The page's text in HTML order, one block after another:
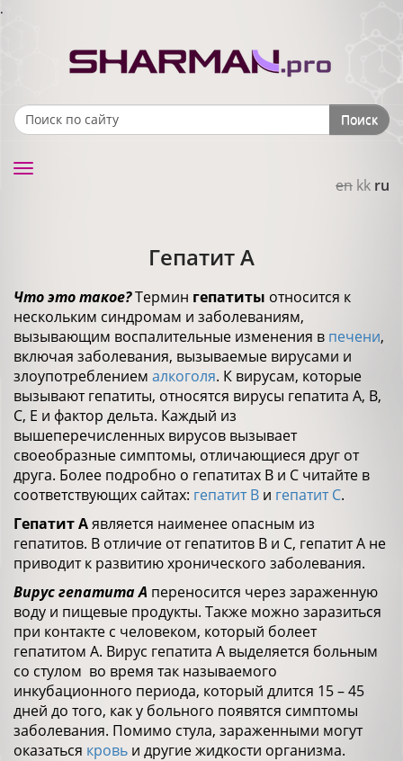
.
Search form Поиск
en kk ru
Toggle
Гепатит А
Что это такое?Термин гепатиты относится к
нескольким синдромам и заболеваниям,
вызывающим воспалительные изменения в печени,
включая заболевания, вызываемые вирусами и
злоупотреблением алкоголя. К вирусам, которые
вызывают гепатиты, относятся вирусы гепатита А, В,
С, Е и фактор дельта. Каждый из
вышеперечисленных вирусов вызывает
своеобразные симптомы, отличающиеся друг от
друга. Более подробно о гепатитах В и С читайте в
соответствующих сайтах: гепатит В и гепатит С.
Гепатит Аявляется наименее опасным из
гепатитов. В отличие от гепатитов В и С, гепатит А не
приводит к развитию хронического заболевания.
Вирус гепатита А переносится через зараженную
воду и пищевые продукты. Также можно заразиться
при контакте с человеком, который болеет
гепатитом А. Вирус гепатита А выделяется больным
со стулом во время так называемого
инкубационного периода, который длится 15 – 45
дней до того, как у больного появятся симптомы
заболевания. Помимо стула, зараженными могут
оказаться кровь и другие жидкости организма.